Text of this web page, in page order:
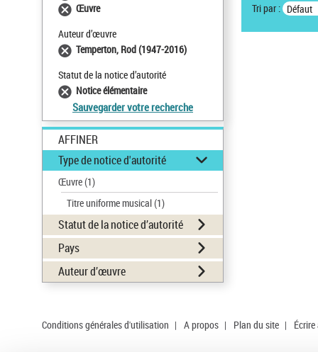
Œuvre
Auteur d’œuvre
Temperton, Rod (1947-2016)
Statut de la notice d’autorité
Notice élémentaire
Sauvegarder votre recherche
AFFINER
Type de notice d'autorité
Œuvre(1)
Titre uniforme musical(1)
Statut de la notice d’autorité
Pays
Auteur d’œuvre
Tri par : Défaut
Conditions générales d'utilisation | A propos | Plan du site |